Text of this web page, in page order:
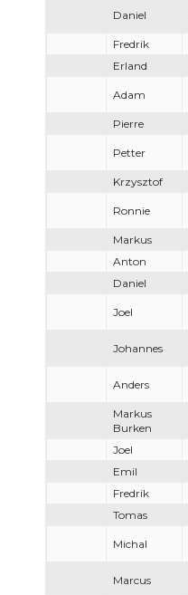
Daniel
Fredrik
Erland
Adam
Pierre
Petter
Krzysztof
Ronnie
Markus
Anton
Daniel
Joel
Johannes
Anders
Markus
Burken
Joel
Emil
Fredrik
Tomas
Michal
Marcus